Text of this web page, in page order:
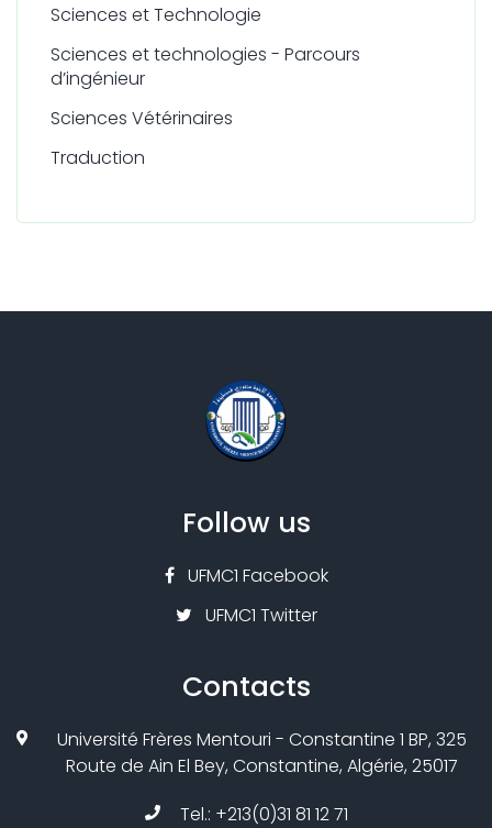
Sciences et Technologie
Sciences et technologies - Parcours
d’ingénieur
Sciences Vétérinaires
Traduction
Follow us
UFMC1 Facebook
UFMC1 Twitter
Contacts
Université Frères Mentouri - Constantine 1 BP, 325
Route de Ain El Bey, Constantine, Algérie, 25017
Tel.: +213(0)31 81 12 71